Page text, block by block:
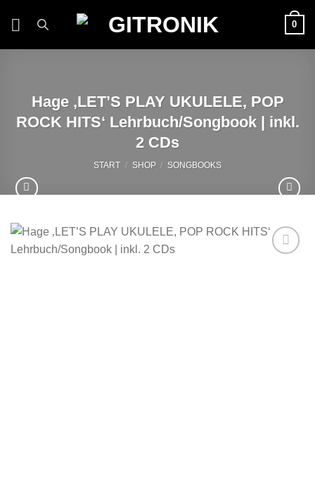
0
Hage ‚LET’S PLAY UKULELE, POP
ROCK HITS‘ Lehrbuch/Songbook | inkl.
2 CDs
START / SHOP / SONGBOOKS